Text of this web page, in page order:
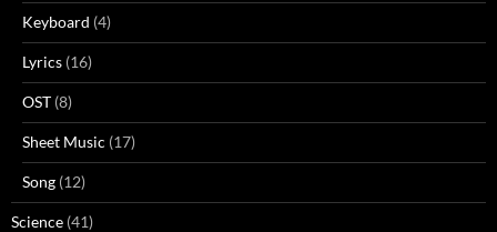
Keyboard (4)
Lyrics (16)
OST (8)
Sheet Music (17)
Song (12)
Science (41)